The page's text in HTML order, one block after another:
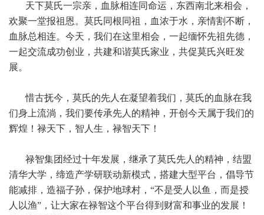
天下莫氏一宗亲，血脉相连同命运，东西南北来相会，
欢聚一堂报祖恩。莫氏同根同祖，血浓于水，亲情割不断，
血脉总相连。今天，我们在这里相会，一起缅怀先祖先德，
一起交流成功创业，共建和谐莫氏家业，共促莫氏兴旺发
展。
惜古抚今，莫氏的先人在凝望着我们，莫氏的血脉在我
们身上流淌，我们要传承先人的精神，开创今天属于我们的
辉煌！禄天下，智人生，禄智天下！
禄智集团经过十年发展，继承了莫氏先人的精神，结盟
清华大学，缔造产学研联动新模式，搭建大型平台，倡导节
能减排，造福子孙，保护地球村，“不是受人以鱼，而是授
人以渔”，让大家在禄智这个平台得到财富和事业的发展！